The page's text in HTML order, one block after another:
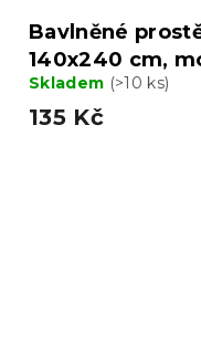
Bavlněné
140x240 cm,
Skladem (>10 ks)
135 Kč